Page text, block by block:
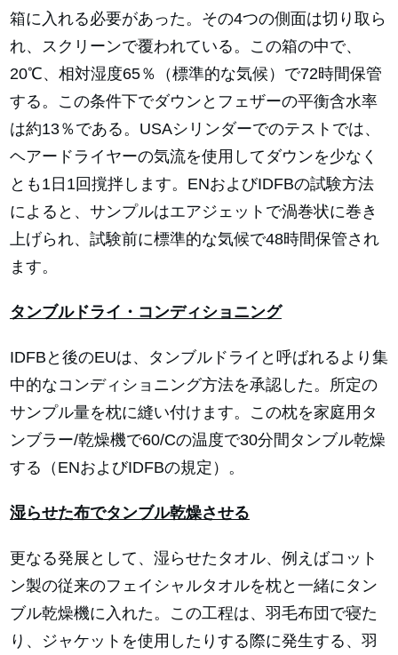
箱に入れる必要があった。その4つの側面は切り取ら
れ、スクリーンで覆われている。この箱の中で、
20℃、相対湿度65％（標準的な気候）で72時間保管
する。この条件下でダウンとフェザーの平衡含水率
は約13％である。USAシリンダーでのテストでは、
ヘアードライヤーの気流を使用してダウンを少なく
とも1日1回撹拌します。ENおよびIDFBの試験方法
によると、サンプルはエアジェットで渦巻状に巻き
上げられ、試験前に標準的な気候で48時間保管され
ます。
タンブルドライ・コンディショニング
IDFBと後のEUは、タンブルドライと呼ばれるより集
中的なコンディショニング方法を承認した。所定の
サンプル量を枕に縫い付けます。この枕を家庭用タ
ンブラー/乾燥機で60/Cの温度で30分間タンブル乾燥
する（ENおよびIDFBの規定）。
湿らせた布でタンブル乾燥させる
更なる発展として、湿らせたタオル、例えばコット
ン製の従来のフェイシャルタオルを枕と一緒にタン
ブル乾燥機に入れた。この工程は、羽毛布団で寝た
り、ジャケットを使用したりする際に発生する、羽